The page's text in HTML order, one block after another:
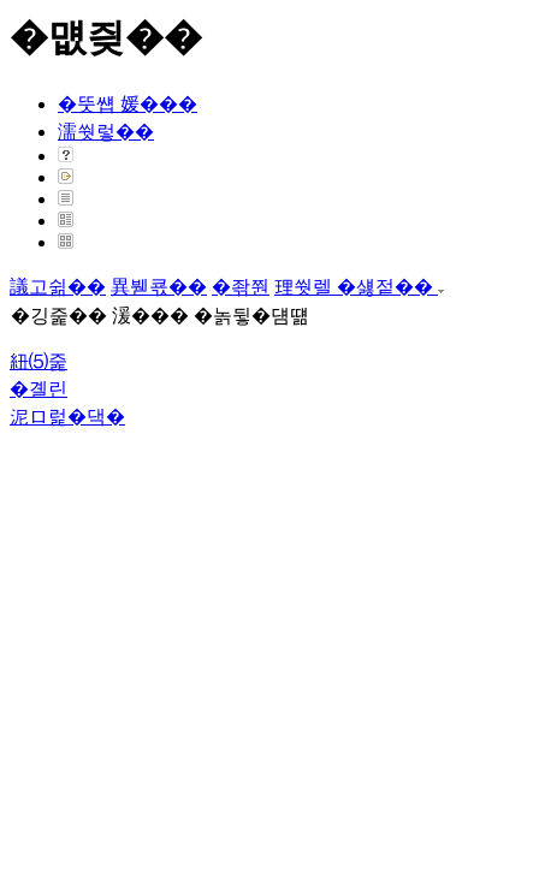
�먮즺��
�뚯썝 媛���
濡쒓렇��
議고쉶�� 異붿쿇�� �좎쭨 理쒓렐 �섏젙��
�깅줉�� 湲��� �놁뒿�덈떎
紐⑸줉
�곌린
泥ロ럹�댁�